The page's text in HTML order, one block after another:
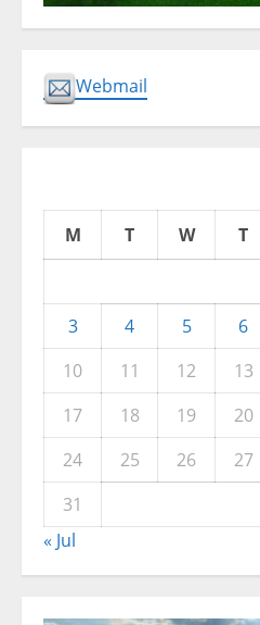
Webmail
M T W T
3
4 5 6
10
11 12 13
17
18 19 20
24
25 26 27
31
« Jul